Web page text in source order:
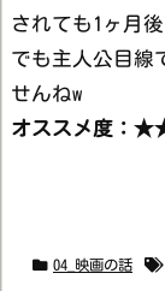
されても1ヶ月
でも主人公目線
せんねw
オススメ度：
04_映画の話